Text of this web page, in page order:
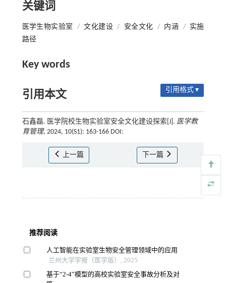
关键词
医学生物实验室 / 文化建设 / 安全文化 / 内涵 /
实施
路径
Key words
引用本文 引用格式 ▾
石鑫磊. 医学院校生物实验室安全文化建设探索[J]. 医学教
育管理, 2024, 10(S1): 163-166 DOI:
上一篇 下一篇